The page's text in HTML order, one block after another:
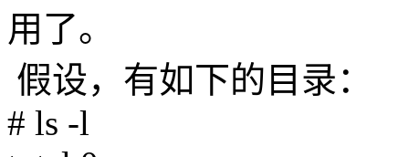
用了。
假设，有如下的目录：
# ls -l